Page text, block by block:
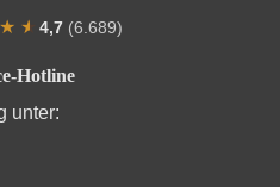
Hotline
unter:
★ ★
★ 4,7 (6.689)